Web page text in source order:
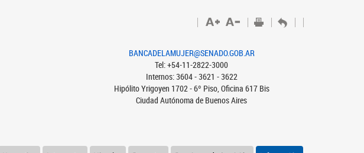
BANCADELAMUJER@SENADO.GOB.AR
Tel: +54-11-2822-3000
Internos: 3604 - 3621 - 3622
Hipólito Yrigoyen 1702 - 6º Piso, Oficina 617 Bis
Ciudad Autónoma de Buenos Aires